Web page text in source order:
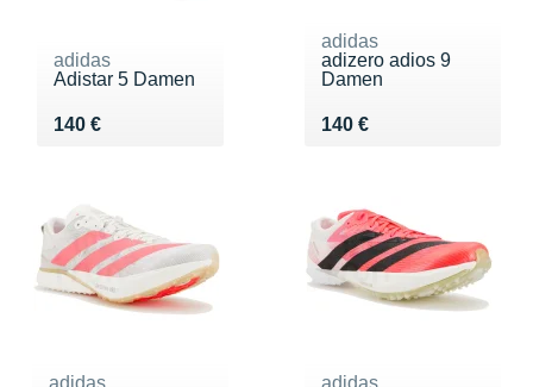
adidas
Adistar 5 Damen
140 €
Vendu 140 €
adidas
adizero adios 9
Damen
140 €
Vendu 140 €
adidas
adidas